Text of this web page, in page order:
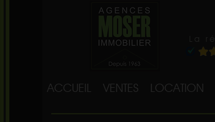
ACCUEIL VENTES LOCATION